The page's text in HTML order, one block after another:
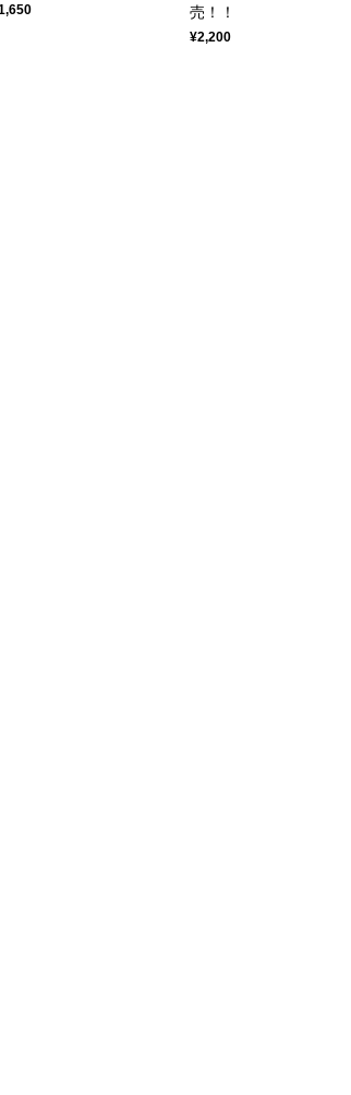
売！！
¥2,200